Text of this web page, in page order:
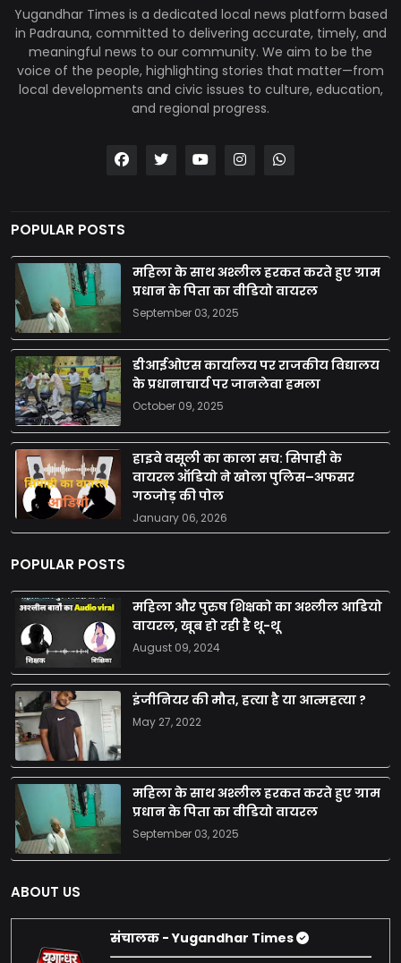
Yugandhar Times is a dedicated local news platform based
in Padrauna, committed to delivering accurate, timely, and
meaningful news to our community. We aim to be the
voice of the people, highlighting stories that matter—from
local developments and civic issues to culture, education,
and regional progress.
POPULAR POSTS
महिला के साथ अश्लील हरकत करते हुए ग्राम
प्रधान के पिता का वीडियो वायरल
September 03, 2025
डीआईओएस कार्यालय पर राजकीय विद्यालय
के प्रधानाचार्य पर जानलेवा हमला
October 09, 2025
हाइवे वसूली का काला सच: सिपाही के
वायरल ऑडियो ने खोला पुलिस–अफसर
गठजोड़ की पोल
January 06, 2026
POPULAR POSTS
महिला और पुरुष शिक्षको का अश्लील आडियो
वायरल, खूब हो रही है थू-थू
August 09, 2024
इंजीनियर की मौत, हत्या है या आत्महत्या ?
May 27, 2022
महिला के साथ अश्लील हरकत करते हुए ग्राम
प्रधान के पिता का वीडियो वायरल
September 03, 2025
ABOUT US
संचालक - Yugandhar Times